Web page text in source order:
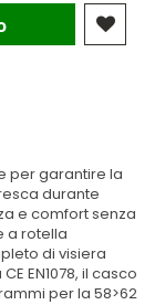
per garantire la
durante
e comfort senza
a rotella
di visiera
EN1078, il casco
per la 58>62